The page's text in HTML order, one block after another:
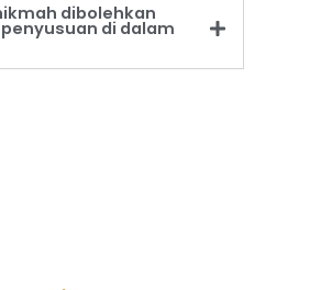
dibolehkan
di dalam